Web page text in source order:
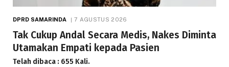
DPRD SAMARINDA 7 AGUSTUS 2026
Tak Cukup Andal Secara Medis, Nakes Diminta
Utamakan Empati kepada Pasien
Telah dibaca : 655 Kali.